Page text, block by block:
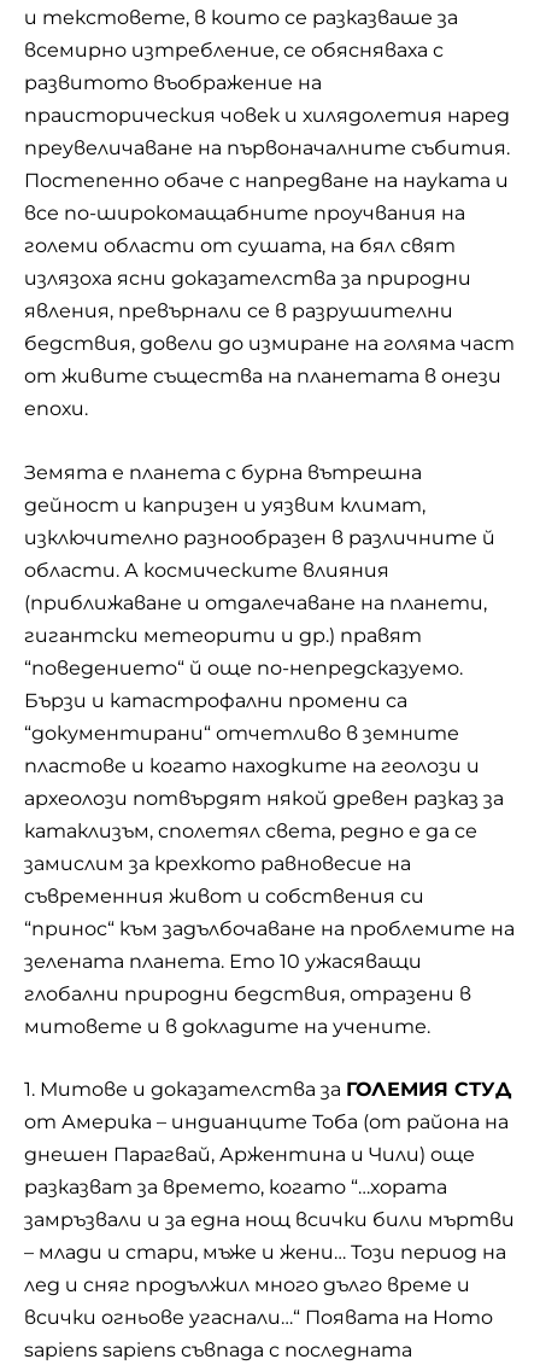
и текстовете, в които се разказваше за
всемирно изтребление, се обясняваха с
развитото въображение на
праисторическия човек и хилядолетия наред
преувеличаване на първоначалните събития.
Постепенно обаче с напредване на науката и
все по-широкомащабните проучвания на
големи области от сушата, на бял свят
излязоха ясни доказателства за природни
явления, превърнали се в разрушителни
бедствия, довели до измиране на голяма част
от живите същества на планетата в онези
епохи.
Земята е планета с бурна вътрешна
дейност и капризен и уязвим климат,
изключително разнообразен в различните й
области. А космическите влияния
(приближаване и отдалечаване на планети,
гигантски метеорити и др.) правят
“поведението“ й още по-непредсказуемо.
Бързи и катастрофални промени са
“документирани“ отчетливо в земните
пластове и когато находките на геолози и
археолози потвърдят някой древен разказ за
катаклизъм, сполетял света, редно е да се
замислим за крехкото равновесие на
съвременния живот и собствения си
“принос“ към задълбочаване на проблемите на
зелената планета. Ето 10 ужасяващи
глобални природни бедствия, отразени в
митовете и в докладите на учените.
1. Митове и доказателства за ГОЛЕМИЯ СТУД
от Америка – индианците Тоба (от района на
днешен Парагвай, Аржентина и Чили) още
разказват за времето, когато “…хората
замръзвали и за една нощ всички били мъртви
– млади и стари, мъже и жени… Този период на
лед и сняг продължил много дълго време и
всички огньове угаснали…“ Появата на Homo
sapiens sapiens съвпада с последната